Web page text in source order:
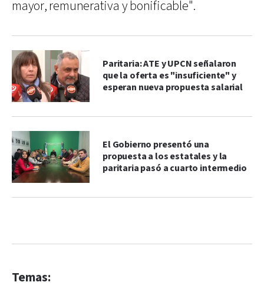
mayor, remunerativa y bonificable".
Paritaria: ATE y UPCN señalaron
que la oferta es "insuficiente" y
esperan nueva propuesta salarial
El Gobierno presentó una
propuesta a los estatales y la
paritaria pasó a cuarto intermedio
Temas: